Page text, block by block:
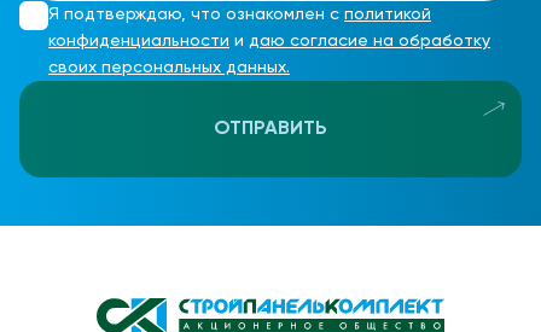
Я подтверждаю, что ознакомлен с политикой
конфиденциальности и даю согласие на обработку
своих персональных данных.
ОТПРАВИТЬ